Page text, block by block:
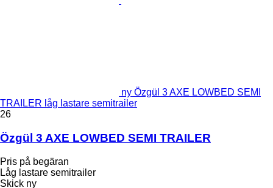
ny Özgül 3 AXE LOWBED SEMI
TRAILER låg lastare semitrailer
26
Özgül 3 AXE LOWBED SEMI TRAILER
Pris på begäran
Låg lastare semitrailer
Skick ny